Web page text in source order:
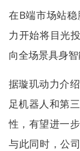
在B端市场站
力开始将目光
向全场景具身智
据璇玑动力介
足机器人和第
性，有望进一
与此同时，公